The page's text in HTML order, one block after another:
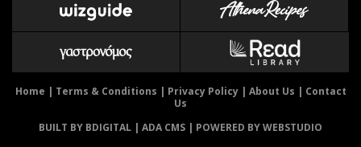
Home | Terms & Conditions | Privacy Policy| About Us | Contact
Us
BUILT BY BDIGITAL | ADA CMS | POWERED BY WEBSTUDIO